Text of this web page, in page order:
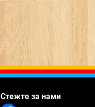
Стежте за нами